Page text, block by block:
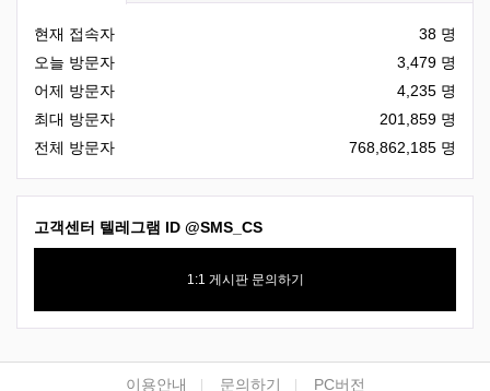
현재 접속자
38 명
오늘 방문자
3,479 명
어제 방문자
4,235 명
최대 방문자
201,859 명
전체 방문자
768,862,185 명
고객센터 텔레그램 ID @SMS_CS
1:1 게시판 문의하기
이용안내 문의하기 PC버전